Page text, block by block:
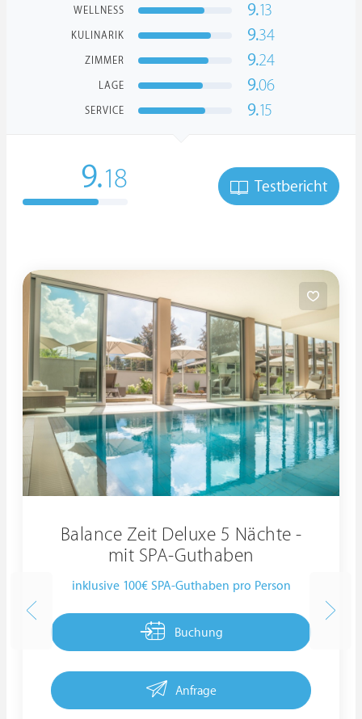
WELLNESS 9.13
KULINARIK 9.34
ZIMMER 9.24
LAGE 9.06
SERVICE 9.15
9.18 Testbericht
Balance Zeit Deluxe 5 Nächte -
mit SPA-Guthaben
inklusive 100€ SPA-Guthaben pro Person
Buchung
Anfrage